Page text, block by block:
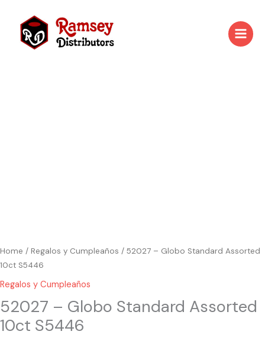
content
Home / Regalos y Cumpleaños / 52027 – Globo Standard Assorted
10ct S5446
Regalos y Cumpleaños
52027 – Globo Standard Assorted
10ct S5446